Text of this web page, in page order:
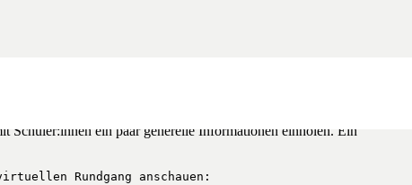
Schüler:innen ein paar generelle Informationen einholen. Ein
Rundgang anschauen: